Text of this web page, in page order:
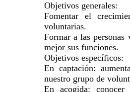
Objetivos generales:
Fomentar el
voluntarias.
Formar a las personas
mejor sus funciones.
Objetivos específicos:
En captación:
nuestro grupo de
En acogida: